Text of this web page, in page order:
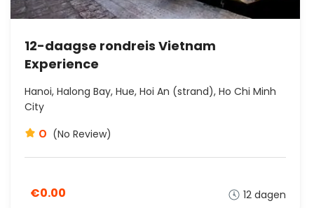
12-daagse rondreis Vietnam
Experience
Hanoi, Halong Bay, Hue, Hoi An (strand), Ho Chi Minh
City
0 (No Review)
€0.00 12 dagen